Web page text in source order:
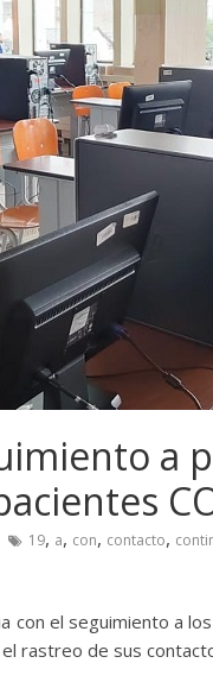
a
19, a, con, contacto,
con el seguimiento a
rastreo de sus